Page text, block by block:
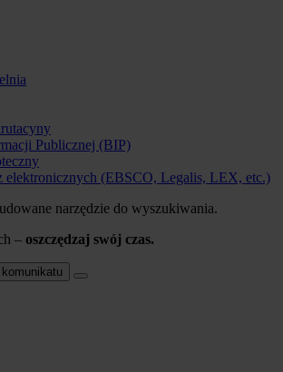
Publicznej (BIP)
elektronicznych (EBSCO, Legalis, LEX, etc.)
narzędzie do wyszukiwania.
– oszczędzaj swój czas.